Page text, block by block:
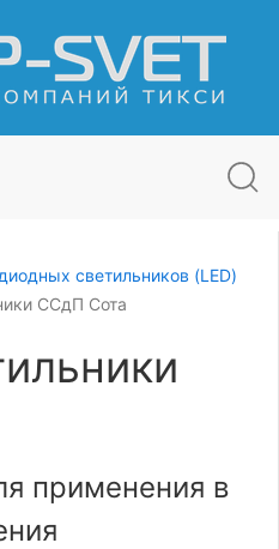
светильников (LED)
ССдП Сота
применения в